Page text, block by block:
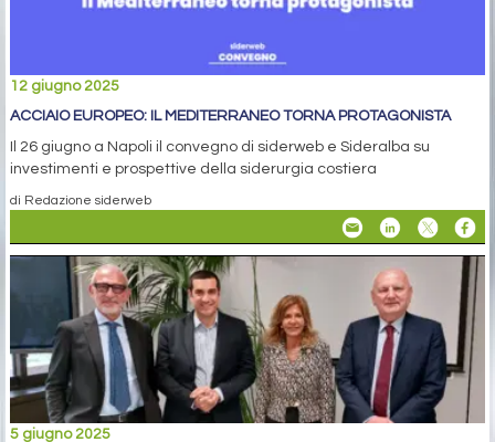
12 giugno 2025
ACCIAIO EUROPEO: IL MEDITERRANEO TORNA PROTAGONISTA
Il 26 giugno a Napoli il convegno di siderweb e Sideralba su
investimenti e prospettive della siderurgia costiera
di Redazione siderweb
5 giugno 2025